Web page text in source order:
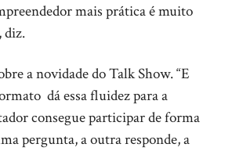
mais prática é muito
diz.
a novidade do Talk Show. “E
dá essa fluidez para a
consegue participar de forma
pergunta, a outra responde, a